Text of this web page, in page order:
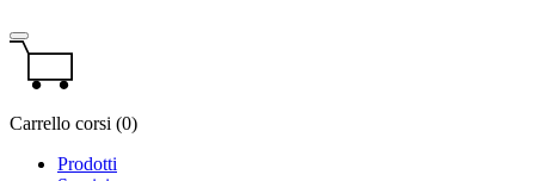
Carrello corsi (0)
Prodotti